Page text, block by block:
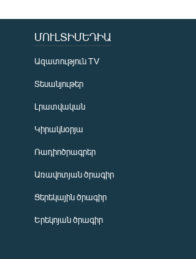
ՄՈՒԼՏԻՄԵԴԻԱ
Ազատություն TV
Տեսանյութեր
Լրատվական
Կիրակնօրյա
Ռադիոծրագրեր
Առավոտյան ծրագիր
Ցերեկային ծրագիր
Երեկոյան ծրագիր